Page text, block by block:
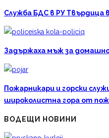
Служба БДС в РУ Твърдица
Задържаха мъж за
Пожарникари и горски
широколистна гора от
ВОДЕЩИ НОВИНИ